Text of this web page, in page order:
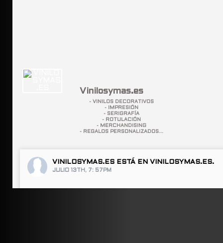
Vinilosymas.es
- VINILOS DECORATIVOS
- IMPRESIÓN
- SERIGRAFÍA
- ROTULACIÓN
- MERCHANDISING
- REGALOS PERSONALIZADOS...
VINILOSYMAS.ES ESTÁ EN VINILOSYMAS.ES.
JULIO 13TH, 7: 57PM